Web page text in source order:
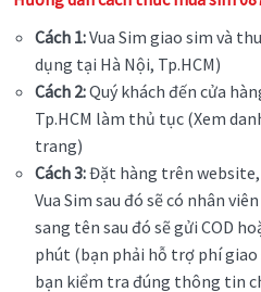
Cách 1:Vua Sim giao sim và
dụng tại Hà Nội, Tp.HCM)
Cách 2:Quý khách đến cửa
Tp.HCM làm thủ tục (Xem
trang)
Cách 3:Đặt hàng trên
Vua Sim sau đó sẽ có nhân
sang tên sau đó sẽ gửi COD
phút (bạn phải hỗ trợ phí
bạn kiểm tra đúng thông tin